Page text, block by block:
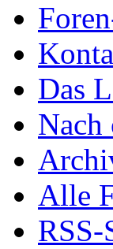
Das
Nach
Alle